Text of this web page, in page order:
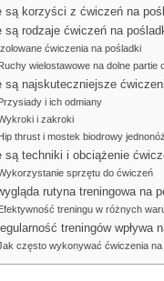
są korzyści z ćwiczeń na
są rodzaje ćwiczeń na
ćwiczenia na pośladki
wielostawowe na dolne partie
są najskuteczniejsze
i ich odmiany
i zakroki
thrust i mostek biodrowy jednonóż
są techniki i obciążenie
sprzętu do ćwiczeń
rutyna treningowa na
treningu w różnych
treningów wpływa
często wykonywać ćwiczenia na